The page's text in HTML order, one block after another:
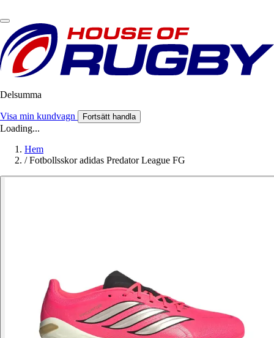
Delsumma
Visa min kundvagn Fortsätt handla
Loading...
Hem
/ Fotbollsskor adidas Predator League FG